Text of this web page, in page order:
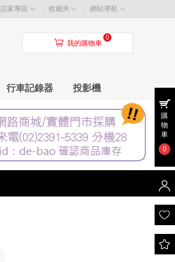
店家專區 收藏夾 網站導航
󰃦 我的購物車
0
行車記錄器 投影機
購
物
車
0